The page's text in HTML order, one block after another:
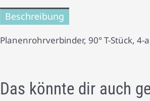
Beschreibung
Planenrohrverbinder, 90° T-Stück,
Das könnte dir auch